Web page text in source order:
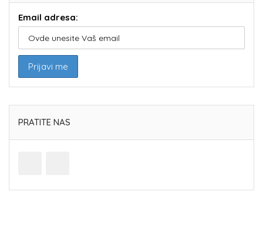
Email adresa:
PRATITE NAS